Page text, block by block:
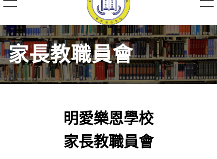
家長教職員會
明愛樂恩學校
家長教職員會